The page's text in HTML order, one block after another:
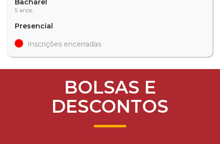
Bacharel
5 anos
Presencial
Inscrições encerradas
BOLSAS E
DESCONTOS